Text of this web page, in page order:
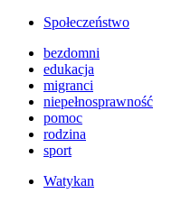
Społeczeństwo
bezdomni
edukacja
migranci
niepełnosprawność
pomoc
rodzina
sport
Watykan